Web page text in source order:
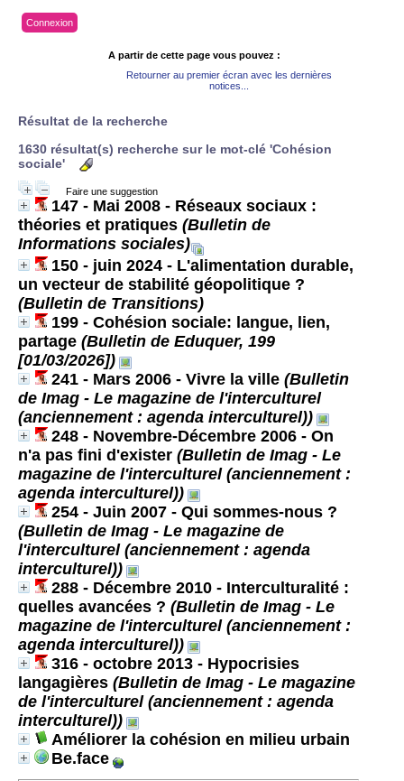
Connexion
A partir de cette page vous pouvez :
Retourner au premier écran avec les dernières
notices...
Résultat de la recherche
1630 résultat(s) recherche sur le mot-clé 'Cohésion
sociale'
Faire une suggestion
147 - Mai 2008 - Réseaux sociaux :
théories et pratiques (Bulletin de
Informations sociales)
150 - juin 2024 - L'alimentation durable,
un vecteur de stabilité géopolitique ?
(Bulletin de Transitions)
199 - Cohésion sociale: langue, lien,
partage (Bulletin de Eduquer, 199
[01/03/2026])
241 - Mars 2006 - Vivre la ville (Bulletin
de Imag - Le magazine de l'interculturel
(anciennement : agenda interculturel))
248 - Novembre-Décembre 2006 - On
n'a pas fini d'exister (Bulletin de Imag - Le
magazine de l'interculturel (anciennement :
agenda interculturel))
254 - Juin 2007 - Qui sommes-nous ?
(Bulletin de Imag - Le magazine de
l'interculturel (anciennement : agenda
interculturel))
288 - Décembre 2010 - Interculturalité :
quelles avancées ? (Bulletin de Imag - Le
magazine de l'interculturel (anciennement :
agenda interculturel))
316 - octobre 2013 - Hypocrisies
langagières (Bulletin de Imag - Le magazine
de l'interculturel (anciennement : agenda
interculturel))
Améliorer la cohésion en milieu urbain
Be.face